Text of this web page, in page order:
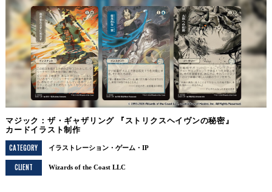
マジック：ザ・ギャザリング 『ストリクスヘイヴンの秘密』
カードイラスト制作
CATEGORY
イラストレーション ゲーム・IP
CLIENT Wizards of the Coast LLC